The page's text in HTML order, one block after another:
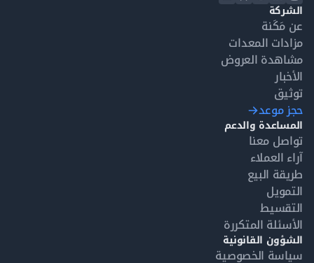
الشركة
عن مَكَنة
مزادات المعدات
مشاهدة العروض
الأخبار
توثيق
حجز موعد
المساعدة والدعم
تواصل معنا
آراء العملاء
طريقة البيع
التمويل
التقسيط
الأسئلة المتكررة
الشؤون القانونية
سياسة الخصوصية